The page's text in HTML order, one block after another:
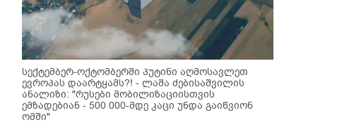
სექტემბერ-ოქტომბერში პუტინი აღმოსავლეთ
ევროპას დაარტყამს?! - ლაშა ძებისაშვილის
ანალიზი: "რუსები მობი­ლიზაციისთვის
ემზადებიან - 500 000-მდე კაცი უნდა გაიწვიონ
ომში"